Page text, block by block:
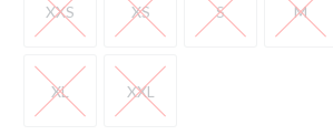
XXS
XXS
XS
XS
S
S
M
M
XL
XL
XXL
XXL